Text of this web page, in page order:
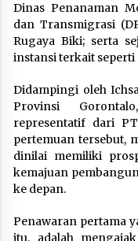
Dinas Penanaman
dan Transmigrasi
Rugaya Biki; serta
instansi terkait seperti
Didampingi oleh
Provinsi
representatif dari
pertemuan tersebut,
dinilai memiliki
kemajuan
ke depan.
Penawaran pertama
itu, adalah